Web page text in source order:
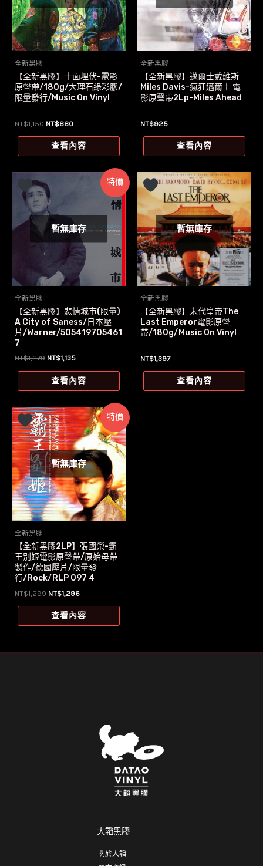
全新黑膠
【全新黑膠】十面埋伏-電影
原聲帶/180g/大理石綠彩膠/
限量發行/Music On Vinyl
NT$1,150 原
價
格：
NT$880目
價
格：
查看內容
全新黑膠
【全新黑膠】邁爾士戴維斯
Miles Davis-瘋狂邁爾士 電
影原聲帶2Lp-Miles Ahead
NT$925
查看內容
特價
暫無庫存
全新黑膠
【全新黑膠】悲情城市(限量)
A City of Saness/日本壓
片/Warner/505419705461
7
NT$1,279 原
價
格：
NT$1,135目
價
格：
查看內容
暫無庫存
全新黑膠
【全新黑膠】末代皇帝The
Last Emperor電影原聲
帶/180g/Music On Vinyl
NT$1,397
查看內容
特價
暫無庫存
全新黑膠
【全新黑膠2LP】張國榮-霸
王別姬電影原聲帶/原始母帶
製作/德國壓片/限量發
行/Rock/RLP 097 4
NT$1,299 原
價
格：
NT$1,296目
價
格：
查看內容
大韜黑膠
關於大韜